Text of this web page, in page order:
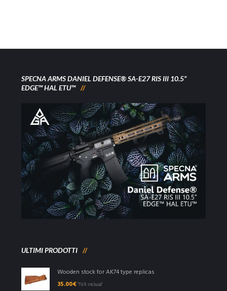
SPECNA ARMS DANIEL DEFENSE® SA-E27 RIS III 10.5”
EDGE™ HAL ETU™
ULTIMI PRODOTTI
Wooden stock for AK74 type replicas
35.00€ "IVA inclusa"